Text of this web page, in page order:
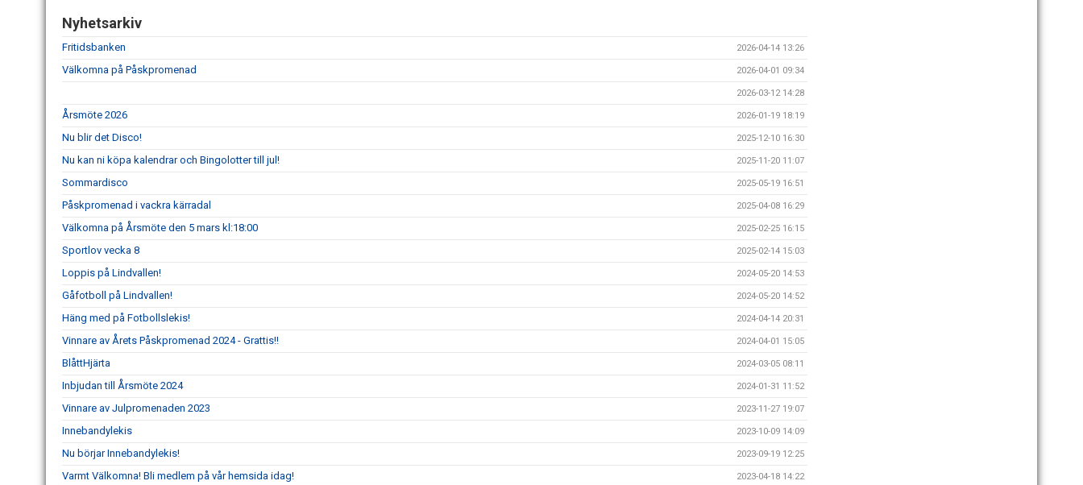
Nyhetsarkiv
Fritidsbanken 2026-04-14 13:26
Välkomna på Påskpromenad 2026-04-01 09:34
2026-03-12 14:28
Årsmöte 2026 2026-01-19 18:19
Nu blir det Disco! 2025-12-10 16:30
Nu kan ni köpa kalendrar och Bingolotter till jul! 2025-11-20 11:07
Sommardisco 2025-05-19 16:51
Påskpromenad i vackra kärradal 2025-04-08 16:29
Välkomna på Årsmöte den 5 mars kl:18:00 2025-02-25 16:15
Sportlov vecka 8 2025-02-14 15:03
Loppis på Lindvallen! 2024-05-20 14:53
Gåfotboll på Lindvallen! 2024-05-20 14:52
Häng med på Fotbollslekis! 2024-04-14 20:31
Vinnare av Årets Påskpromenad 2024 - Grattis!! 2024-04-01 15:05
BlåttHjärta 2024-03-05 08:11
Inbjudan till Årsmöte 2024 2024-01-31 11:52
Vinnare av Julpromenaden 2023 2023-11-27 19:07
Innebandylekis 2023-10-09 14:09
Nu börjar Innebandylekis! 2023-09-19 12:25
Varmt Välkomna! Bli medlem på vår hemsida idag! 2023-04-18 14:22